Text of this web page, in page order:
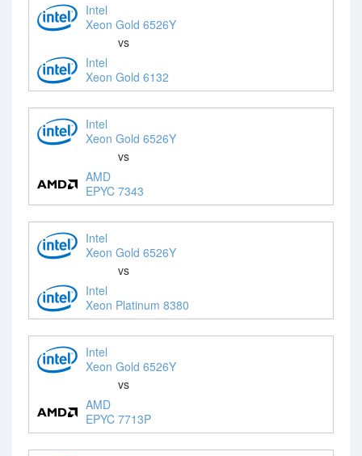
Intel
Xeon Gold 6526Y
vs
Intel
Xeon Gold 6132
Intel
Xeon Gold 6526Y
vs
AMD
EPYC 7343
Intel
Xeon Gold 6526Y
vs
Intel
Xeon Platinum 8380
Intel
Xeon Gold 6526Y
vs
AMD
EPYC 7713P